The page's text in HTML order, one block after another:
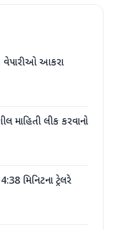
વેપારીઓ આકરા
માહિતી લીક કરવાનો
મિનિટના ટ્રેલરે